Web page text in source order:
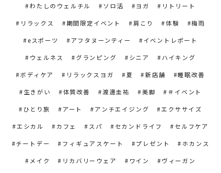
わたしのウェルチル ソロ活 ヨガ リトリート
リラックス 期間限定イベント 肩こり 体験 梅雨
eスポーツ アフタヌーンティー イベントレポート
ウェルネス グランピング シニア ハイキング
ボディケア リラックスヨガ 夏 新店舗 睡眠改善
生きがい 体質改善 渡邊圭祐 美脚 ＃イベント
ひとり旅 アート アンチエイジング エクササイズ
エシカル カフェ スパ セカンドライフ セルフケア
チートデー フィギュアスケート プレゼント ホカンス
メイク リカバリーウェア ワイン ヴィーガン